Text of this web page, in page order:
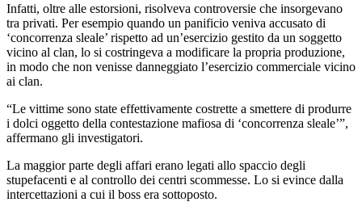
Infatti, oltre alle estorsioni, risolveva controversie che insorgevano
tra privati. Per esempio quando un panificio veniva accusato di
‘concorrenza sleale’ rispetto ad un’esercizio gestito da un soggetto
vicino al clan, lo si costringeva a modificare la propria produzione,
in modo che non venisse danneggiato l’esercizio commerciale vicino
ai clan.
“Le vittime sono state effettivamente costrette a smettere di produrre
i dolci oggetto della contestazione mafiosa di ‘concorrenza sleale’”,
affermano gli investigatori.
La maggior parte degli affari erano legati allo spaccio degli
stupefacenti e al controllo dei centri scommesse. Lo si evince dalla
intercettazioni a cui il boss era sottoposto.